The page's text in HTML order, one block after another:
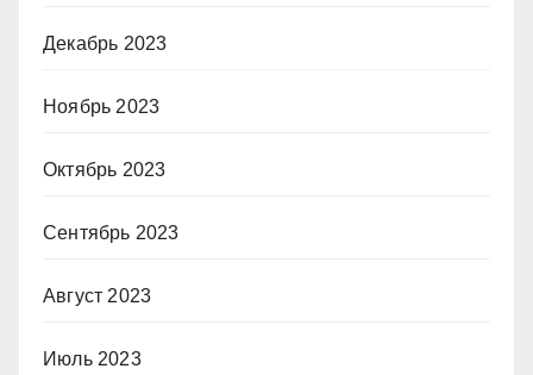
Декабрь 2023
Ноябрь 2023
Октябрь 2023
Сентябрь 2023
Август 2023
Июль 2023